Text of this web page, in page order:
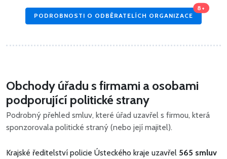
PODROBNOSTI O ODBĚRATELÍCH ORGANIZACE
8+
Obchody úřadu s firmami a osobami
podporující politické strany
Podrobný přehled smluv, které úřad uzavřel s firmou, která
sponzorovala politické straný (nebo její majitel).
Krajské ředitelství policie Ústeckého kraje uzavřel 565 smluv